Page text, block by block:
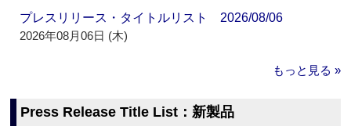
プレスリリース・タイトルリスト 2026/08/06
2026年08月06日 (木)
もっと見る »
Press Release Title List：新製品